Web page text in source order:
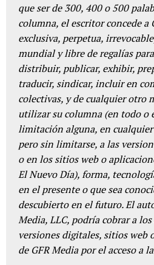
que ser de 300, 400 o 500
columna, el escritor concede a
exclusiva, perpetua,
mundial y libre de regalías
distribuir, publicar, exhibir,
traducir, sindicar, incluir en
colectivas, y de cualquier otro
utilizar su columna (en todo o
limitación alguna, en
pero sin limitarse, a las
o en los sitios web o
El Nuevo Día), forma,
en el presente o que sea
descubierto en el futuro. El
Media, LLC, podría cobrar a
versiones digitales, sitios web
de GFR Media por el acceso a